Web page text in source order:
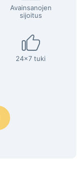
Avainsanojen
sijoitus
24x7 tuki